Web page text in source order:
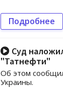
Подробнее
Суд
"Татнефти"
Об этом
Украины.